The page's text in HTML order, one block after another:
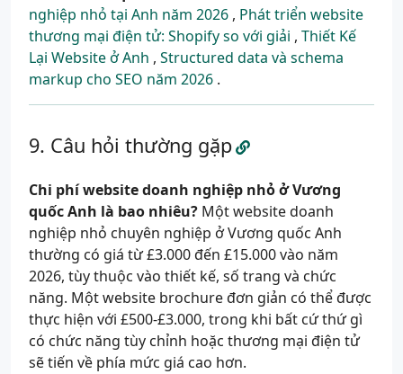
nghiệp nhỏ tại Anh năm 2026 , Phát triển website
thương mại điện tử: Shopify so với giải , Thiết Kế
Lại Website ở Anh , Structured data và schema
markup cho SEO năm 2026 .
Câu hỏi thường gặp
Chi phí website doanh nghiệp nhỏ ở Vương
quốc Anh là bao nhiêu? Một website doanh
nghiệp nhỏ chuyên nghiệp ở Vương quốc Anh
thường có giá từ £3.000 đến £15.000 vào năm
2026, tùy thuộc vào thiết kế, số trang và chức
năng. Một website brochure đơn giản có thể được
thực hiện với £500-£3.000, trong khi bất cứ thứ gì
có chức năng tùy chỉnh hoặc thương mại điện tử
sẽ tiến về phía mức giá cao hơn.